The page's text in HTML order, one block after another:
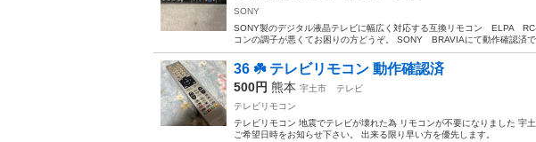
SONY
SONY製のデジタル液晶テレビに幅広く対応する互換リモコン ELPA
コンの調子が悪くてお困りの方どうぞ。 SONY BRAVIAにて動作確認済で
36 ☘️ テレビリモコン 動作確認済
500円 熊本 宇土市
テレビ
テレビリモコン
テレビリモコン 地震でテレビが壊れた為 リモコンが不要になりました 宇
ご希望日時をお知らせ下さい。 出来る限り早い方を優先します。